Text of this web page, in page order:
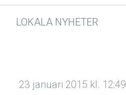
LOKALA NYHETER
23 januari 2015 kl. 12:49